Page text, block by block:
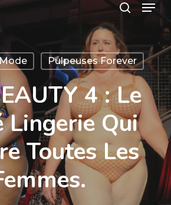
Pulpeuses Forever
4 : Le
Lingerie Qui
Toutes Les
Close
Menu